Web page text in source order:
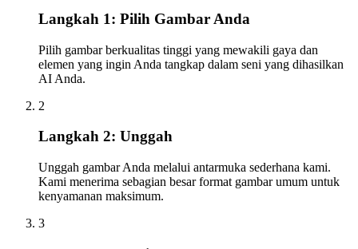
Langkah 1: Pilih Gambar Anda
Pilih gambar berkualitas tinggi yang mewakili gaya dan
elemen yang ingin Anda tangkap dalam seni yang dihasilkan
AI Anda.
2
Langkah 2: Unggah
Unggah gambar Anda melalui antarmuka sederhana kami.
Kami menerima sebagian besar format gambar umum untuk
kenyamanan maksimum.
3